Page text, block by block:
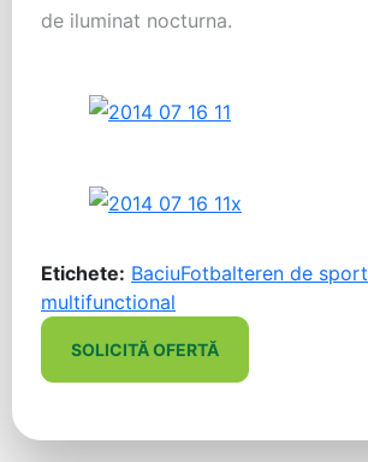
de iluminat nocturna.
Etichete: BaciuFotbalteren de sport
multifunctional
SOLICITĂ OFERTĂ